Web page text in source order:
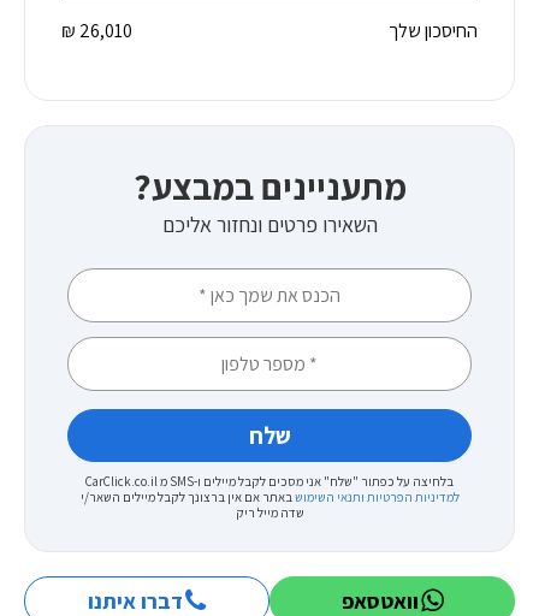
החיסכון שלך 26,010 ₪
מתעניינים במבצע?
השאירו פרטים ונחזור אליכם
בלחיצה על כפתור "שלח" אני מסכים לקבל מיילים ו-SMS מ CarClick.co.il
למדיניות הפרטיות ותנאי השימושבאתר אם אין ברצונך לקבל מיילים השאר/י
שדה מייל ריק
וואטסאפ דברו איתנו